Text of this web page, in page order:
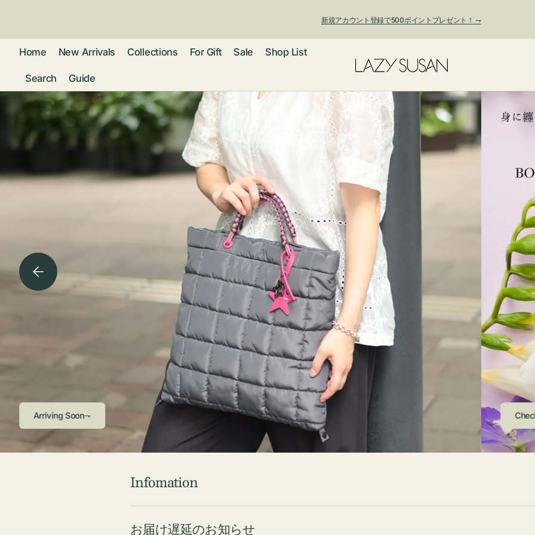
新規アカウント登録で500ポイントプレゼント！ ⇁
Home New Arrivals Collections
アクセサリー
カフ
リング
ブレスレット・
バングル
ブローチ
リストウォッチ
トートバッグ
ショルダーバッ
グ
スマートフォン
ポシェット
ハンドバッグ
ボストンバッグ
リュック
エコバッグ・サ
ブバッグ
ファッション
バッグチャー
ム・キーホルダ
ー
ウエア
扇子・ファン
ストール・ハッ
ト・グローブ
メガネ・サング
ラス・ルーペ
ハンカチ・ソッ
クス
ポーチ ・ メガ
ネケース・マル
チケース他
コスメ
ジュエリーボッ
クス ・ケース
インテリア
For Gift Sale Shop List
Search Guide
Arriving Soon⇁
Infomation
お届け遅延のお知らせ